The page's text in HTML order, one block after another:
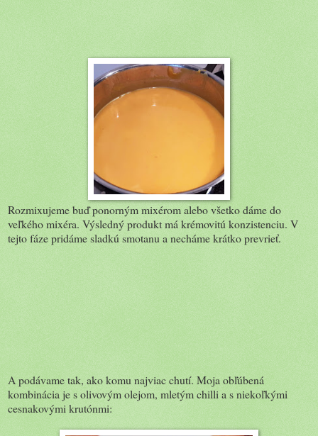
Rozmixujeme buď ponorným mixérom alebo všetko dáme do
veľkého mixéra. Výsledný produkt má krémovitú konzistenciu. V
tejto fáze pridáme sladkú smotanu a necháme krátko prevrieť.
A podávame tak, ako komu najviac chutí. Moja obľúbená
kombinácia je s olivovým olejom, mletým chilli a s niekoľkými
cesnakovými krutónmi: